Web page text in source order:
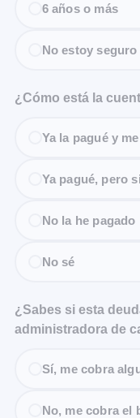
6 años o más
No estoy seguro
¿Cómo está la
Ya la pagué y
Ya pagué, pero
No la he pagado
No sé
¿Sabes si esta
administradora de
Sí, me cobra
No, me cobra el